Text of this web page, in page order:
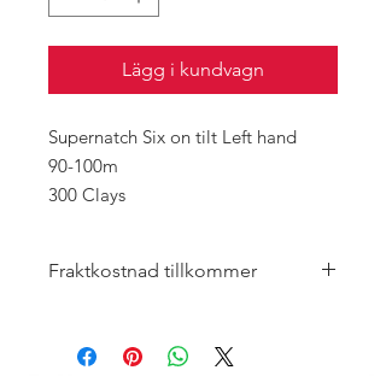
Lägg i kundvagn
Supernatch Six on tilt Left hand
90-100m
300 Clays
Fraktkostnad tillkommer